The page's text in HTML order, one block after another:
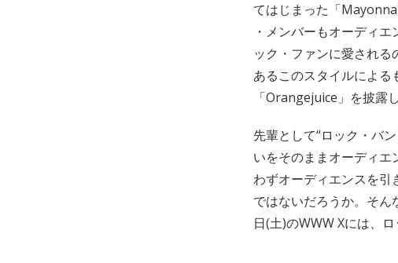
てはじまった「
・メンバーもオーディ
ック・ファンに愛される
あるこのスタイルによ
「Orangejuice」を披露
先輩として“ロック・バ
いをそのままオーディ
わずオーディエンスを引
ではないだろうか。そ
日(土)のWWW Xには、